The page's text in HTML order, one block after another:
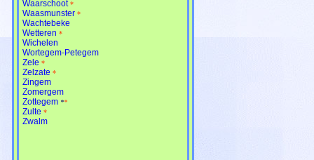
Waarschoot *
Waasmunster *
Wachtebeke
Wetteren *
Wichelen
Wortegem-Petegem
Zele *
Zelzate *
Zingem
Zomergem
Zottegem **
Zulte *
Zwalm